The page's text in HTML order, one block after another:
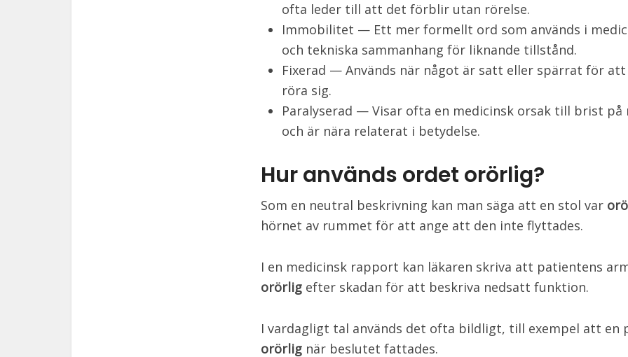
ofta leder till att det förblir utan rörelse.
Immobilitet — Ett mer formellt ord som används i
och tekniska sammanhang för liknande tillstånd.
Fixerad — Används när något är satt eller spärrat för
röra sig.
Paralyserad — Visar ofta en medicinsk orsak till brist på
och är nära relaterat i betydelse.
Hur används ordet orörlig?
Som en neutral beskrivning kan man säga att en stol var
hörnet av rummet för att ange att den inte flyttades.
I en medicinsk rapport kan läkaren skriva att patientens
orörlig efter skadan för att beskriva nedsatt funktion.
I vardagligt tal används det ofta bildligt, till exempel att en
orörlig när beslutet fattades.